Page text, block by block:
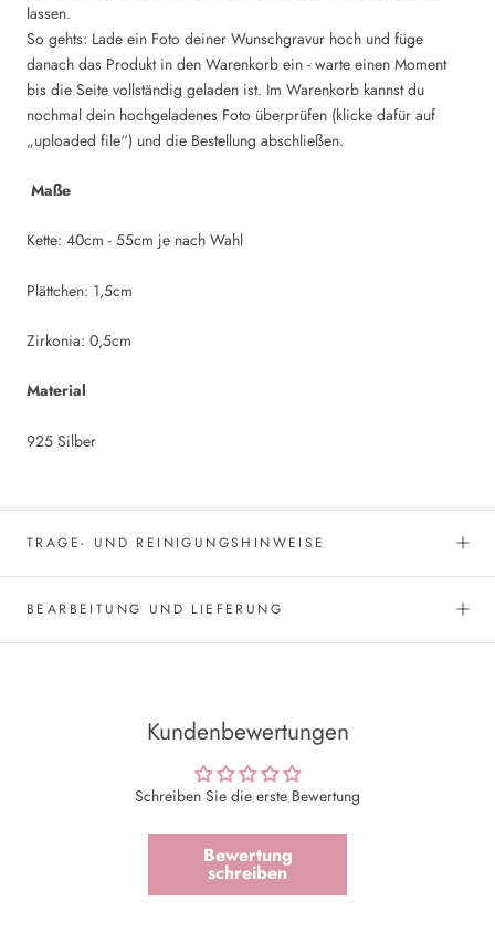
lassen.
So gehts: Lade ein Foto deiner Wunschgravur hoch und füge
danach das Produkt in den Warenkorb ein - warte einen Moment
bis die Seite vollständig geladen ist. Im Warenkorb kannst du
nochmal dein hochgeladenes Foto überprüfen (klicke dafür auf
„uploaded file“) und die Bestellung abschließen.
Maße
Kette: 40cm - 55cm je nach Wahl
Plättchen: 1,5cm
Zirkonia: 0,5cm
Material
925 Silber
TRAGE- UND REINIGUNGSHINWEISE
BEARBEITUNG UND LIEFERUNG
Kundenbewertungen
Schreiben Sie die erste Bewertung
Bewertung
schreiben